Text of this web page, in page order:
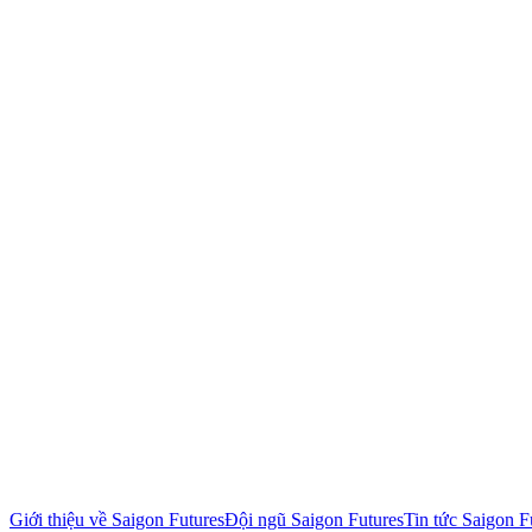
Giới thiệu về Saigon FuturesĐội ngũ Saigon FuturesTin tức Saigon